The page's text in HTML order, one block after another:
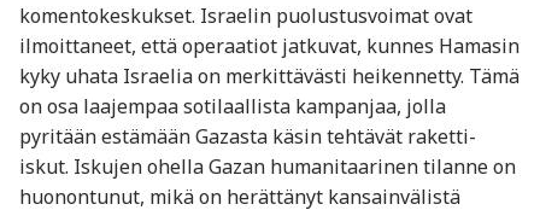
komentokeskukset. Israelin puolustusvoimat ovat
ilmoittaneet, että operaatiot jatkuvat, kunnes Hamasin
kyky uhata Israelia on merkittävästi heikennetty. Tämä
on osa laajempaa sotilaallista kampanjaa, jolla
pyritään estämään Gazasta käsin tehtävät raketti-
iskut. Iskujen ohella Gazan humanitaarinen tilanne on
huonontunut, mikä on herättänyt kansainvälistä